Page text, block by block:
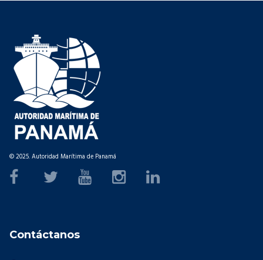
© 2025. Autoridad Marítima de Panamá
Contáctanos